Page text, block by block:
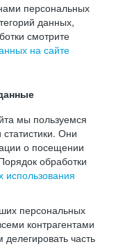
персональных
данных,
смотрите
на сайте
мы пользуемся
Они
о посещении
обработки
использования
персональных
контрагентами
часть